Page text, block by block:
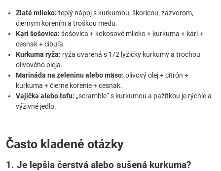
Zlaté mlieko: teplý nápoj s kurkumou, škoricou, zázvorom,
čiernym korením a troškou medu.
Kari šošovica: šošovica + kokosové mlieko + kurkuma + kari +
cesnak + cibuľa.
Kurkuma ryža: ryža uvarená s 1/2 lyžičky kurkumy a trochou
olivového oleja.
Marináda na zeleninu alebo mäso: olivový olej + citrón +
kurkuma + čierne korenie + cesnak.
Vajíčka alebo tofu: „scramble“ s kurkumou a pažítkou je rýchle a
výživné jedlo.
Často kladené otázky
1. Je lepšia čerstvá alebo sušená kurkuma?